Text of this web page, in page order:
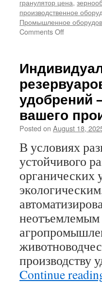
гранулятор цена,
производственное
Промышленное
Comments Offon
гранулятор,
для
ваших
нужд
удобрений
вашего
Posted on August 18,
В условиях
устойчивого
органических
неотъемлемым
Continue